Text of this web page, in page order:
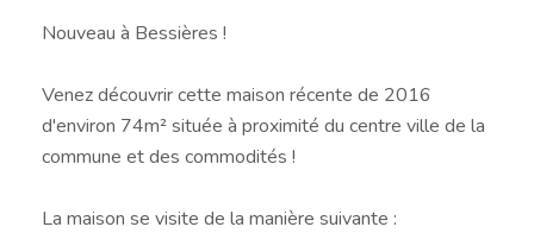
Nouveau à Bessières !
Venez découvrir cette maison récente de 2016
d'environ 74m² située à proximité du centre ville de la
commune et des commodités !
La maison se visite de la manière suivante :